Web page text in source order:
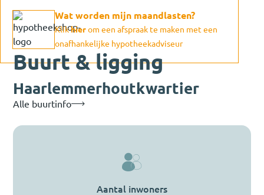
Wat worden mijn maandlasten?
Klikhierom een afspraak te maken met een
onafhankelijke hypotheekadviseur
Buurt & ligging
Haarlemmerhoutkwartier
Alle buurtinfo
Aantal inwoners